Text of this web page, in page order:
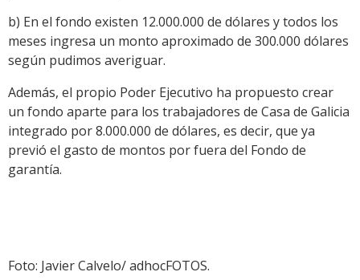
b) En el fondo existen 12.000.000 de dólares y todos los
meses ingresa un monto aproximado de 300.000 dólares
según pudimos averiguar.
Además, el propio Poder Ejecutivo ha propuesto crear
un fondo aparte para los trabajadores de Casa de Galicia
integrado por 8.000.000 de dólares, es decir, que ya
previó el gasto de montos por fuera del Fondo de
garantía.
Foto: Javier Calvelo/ adhocFOTOS.